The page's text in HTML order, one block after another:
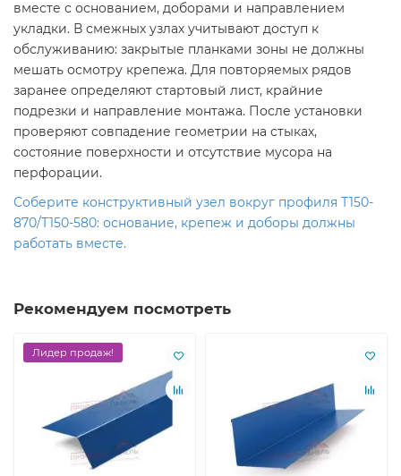
вместе с основанием, доборами и направлением
укладки. В смежных узлах учитывают доступ к
обслуживанию: закрытые планками зоны не должны
мешать осмотру крепежа. Для повторяемых рядов
заранее определяют стартовый лист, крайние
подрезки и направление монтажа. После установки
проверяют совпадение геометрии на стыках,
состояние поверхности и отсутствие мусора на
перфорации.
Соберите конструктивный узел вокруг профиля Т150-
870/Т150-580: основание, крепеж и доборы должны
работать вместе.
Рекомендуем посмотреть
Лидер продаж!